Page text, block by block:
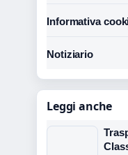
Informativa
Notiziario
Leggi anche